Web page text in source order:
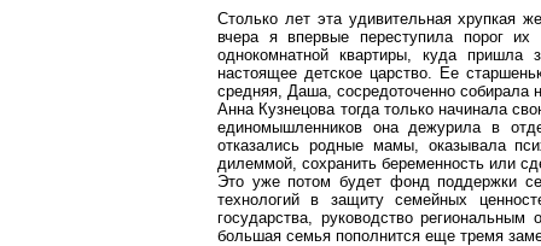
Столько лет эта удивительная хрупкая
вчера я впервые переступила порог
однокомнатной квартиры, куда
настоящее детское царство. Ее
средняя, Даша, сосредоточенно собирала
Анна Кузнецова тогда только начинала
единомышленников она дежурила в
отказались родные мамы, оказывала
дилеммой, сохранить беременность или
Это уже потом будет фонд поддержки
технологий в защиту семейных
государства, руководство
большая семья пополнится еще тремя